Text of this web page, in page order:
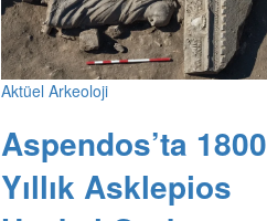
Aktüel Arkeoloji
Aspendos’ta 1800
Yıllık Asklepios